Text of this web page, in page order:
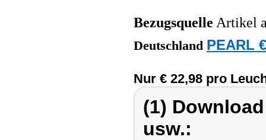
Bezugsquelle Artikel
Deutschland PEARL
Nur € 22,98 pro
(1)
usw.: